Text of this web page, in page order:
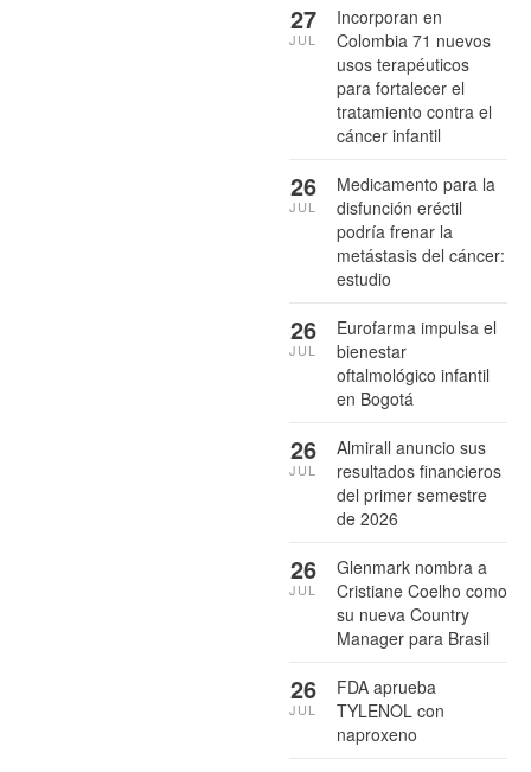
Incorporan en
Colombia 71 nuevos
usos terapéuticos
para fortalecer el
tratamiento contra el
cáncer infantil
27
JUL
Medicamento para la
disfunción eréctil
podría frenar la
metástasis del cáncer:
estudio
26
JUL
Eurofarma impulsa el
bienestar
oftalmológico infantil
en Bogotá
26
JUL
Almirall anuncio sus
resultados financieros
del primer semestre
de 2026
26
JUL
Glenmark nombra a
Cristiane Coelho como
su nueva Country
Manager para Brasil
26
JUL
FDA aprueba
TYLENOL con
naproxeno
26
JUL